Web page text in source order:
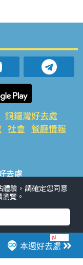
本週好去處
銅鑼灣好去處
社會 餐廳情報
去處
旺角好去處 社會
群熱話
#限時搶
#著數
驗，請確定您同意
覽。